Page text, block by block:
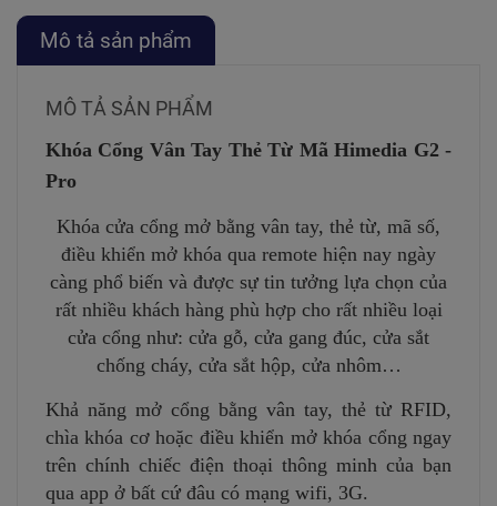
Mô tả sản phẩm
MÔ TẢ SẢN PHẨM
Khóa Cổng Vân Tay Thẻ Từ Mã Himedia G2 -
Pro
Khóa cửa cổng mở bằng vân tay, thẻ từ, mã số,
điều khiển mở khóa qua remote hiện nay ngày
càng phổ biến và được sự tin tưởng lựa chọn của
rất nhiều khách hàng phù hợp cho rất nhiều loại
cửa cổng như: cửa gỗ, cửa gang đúc, cửa sắt
chống cháy, cửa sắt hộp, cửa nhôm…
Khả năng mở cổng bằng vân tay, thẻ từ RFID,
chìa khóa cơ hoặc điều khiển mở khóa cổng ngay
trên chính chiếc điện thoại thông minh của bạn
qua app ở bất cứ đâu có mạng wifi, 3G.